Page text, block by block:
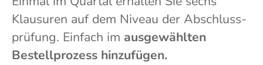
Klausuren auf dem Niveau der Abschluss­
prüf­ung. Einfach im aus­gewählten
Bestell­prozess hinzufügen.